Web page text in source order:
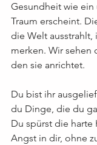
Gesundheit wie ein
Traum erscheint.
die Welt ausstrahlt,
merken. Wir sehen
den sie anrichtet.
Du bist ihr
du Dinge, die du
Du spürst die
Angst in dir, ohne